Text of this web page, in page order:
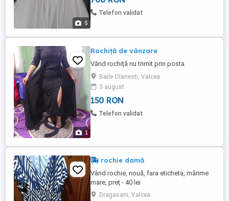
5
Telefon validat
1
Rochiță de vânzare
Vând rochiță nu trimit prin posta
Baile Olanesti, Valcea
3 august
150 RON
Telefon validat
rochie damă
Vând rochie, nouă, fara eticheta, mărime
mare, preț - 40 lei
Dragasani, Valcea